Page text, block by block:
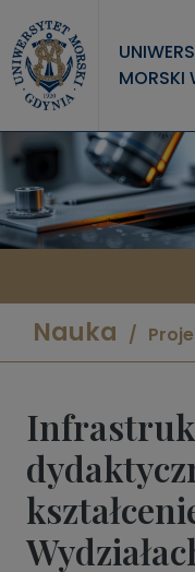
MORSKI
UNIWERSYTET
STUDIA
NAUKA
Nauka